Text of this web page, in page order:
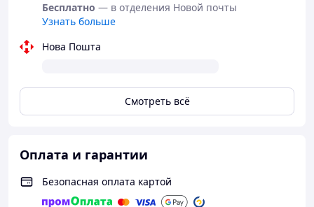
Бесплатно — в отделения Новой почты
Узнать больше
Нова Пошта
Смотреть всё
Оплата и гарантии
Безопасная оплата картой